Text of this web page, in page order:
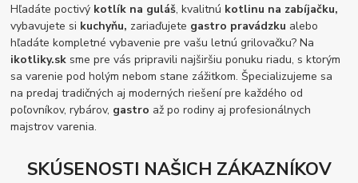
Hľadáte poctivý kotlík na guláš, kvalitnú kotlinu na zabíjačku,
vybavujete si kuchyňu, zariaďujete gastro pravádzku alebo
hľadáte kompletné vybavenie pre vašu letnú grilovačku? Na
ikotliky.sk sme pre vás pripravili najširšiu ponuku riadu, s ktorým
sa varenie pod holým nebom stane zážitkom. Špecializujeme sa
na predaj tradičných aj moderných riešení pre každého od
poľovníkov, rybárov, gastro až po rodiny aj profesionálnych
majstrov varenia.
SKÚSENOSTI NAŠICH ZÁKAZNÍKOV